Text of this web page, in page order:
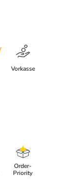
Vorkasse
Order-
Priority